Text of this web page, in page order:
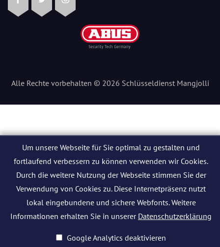
FacebookTwitterInstagram
Alle Rechte vorbehalten © 2026 Schlüsseldienst Mangjolli
Um unsere Webseite für Sie optimal zu gestalten und
fortlaufend verbessern zu können verwenden wir Cookies.
Durch die weitere Nutzung der Webseite stimmen Sie der
Verwendung von Cookies zu. Diese Internetpräsenz nutzt
lokal eingebundene und sichere Webfonts. Weitere
Informationen erhalten Sie in unserer Datenschutzerklärung
Google Analytics deaktivieren